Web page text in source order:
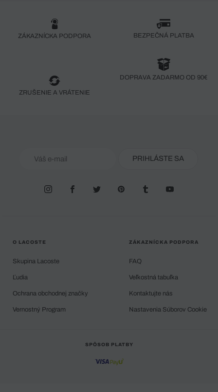
ZÁKAZNÍCKA PODPORA BEZPEČNÁ PLATBA
ZRUŠENIE A VRÁTENIE
DOPRAVA ZADARMO OD 90€
PRIHLÁSTE SA
O LACOSTE
Skupina Lacoste
Ľudia
Ochrana obchodnej značky
Vernostný Program
ZÁKAZNÍCKA PODPORA
FAQ
Veľkostná tabuľka
Kontaktujte nás
Nastavenia Súborov Cookie
SPÔSOB PLATBY